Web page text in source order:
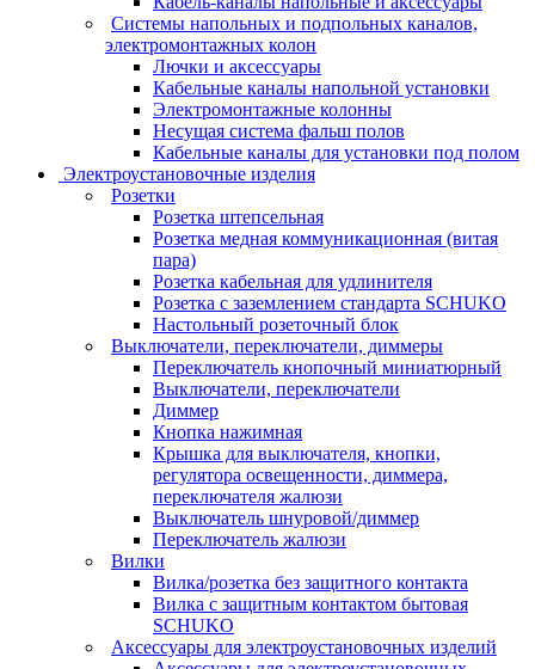
Системы напольных и подпольных каналов,
электромонтажных колон
Лючки и аксессуары
Кабельные каналы напольной установки
Электромонтажные колонны
Несущая система фальш полов
Кабельные каналы для установки под полом
Электроустановочные изделия
Розетки
Розетка штепсельная
Розетка медная коммуникационная (витая
пара)
Розетка кабельная для удлинителя
Розетка с заземлением стандарта SCHUKO
Настольный розеточный блок
Выключатели, переключатели, диммеры
Переключатель кнопочный миниатюрный
Выключатели, переключатели
Диммер
Кнопка нажимная
Крышка для выключателя, кнопки,
регулятора освещенности, диммера,
переключателя жалюзи
Выключатель шнуровой/диммер
Переключатель жалюзи
Вилки
Вилка/розетка без защитного контакта
Вилка с защитным контактом бытовая
SCHUKO
Аксессуары для электроустановочных изделий